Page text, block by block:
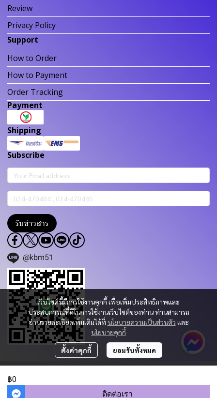
฿0
ติดต่อเรา
เว็บไซต์นี้มีการใช้งานคุกกี้ เพื่อเพิ่มประสิทธิภาพและ
ประสบการณ์ที่ดีในการใช้งานเว็บไซต์ของท่าน ท่านสามารถ
อ่านรายละเอียดเพิ่มเติมได้ที่ นโยบายความเป็นส่วนตัว และ
นโยบายคุกกี้
ตั้งค่าคุกกี้ ยอมรับทั้งหมด
Review
Privacy Policy
Support
How to Order
How to Payment
Order Tracking
Payment
Shipping
Subscribe
รับข่าวสาร
@kbm51
Copyright 2023 | All Rights Reserved | Powered by KBM PART & TRADING
ผู้เข้าชมวันนี้577